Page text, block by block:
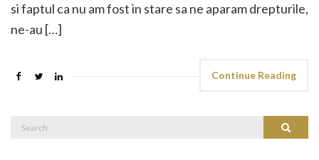
si faptul ca nu am fost in stare sa ne aparam drepturile,
ne-au […]
Continue Reading
Search